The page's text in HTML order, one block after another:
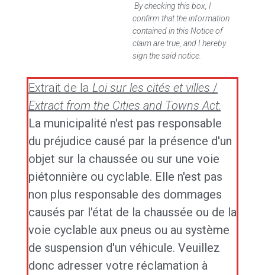
By checking this box, I
confirm that the information
contained in this Notice of
claim are true, and I hereby
sign the said notice.
Extrait de la Loi sur les cités et villes /
Extract from the Cities and Towns Act:
La municipalité n'est pas responsable
du préjudice causé par la présence d'un
objet sur la chaussée ou sur une voie
piétonnière ou cyclable. Elle n'est pas
non plus responsable des dommages
causés par l'état de la chaussée ou de la
voie cyclable aux pneus ou au système
de suspension d'un véhicule. Veuillez
donc adresser votre réclamation à